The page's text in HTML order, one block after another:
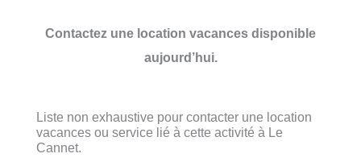
Contactez une location vacances disponible
aujourd’hui.
Liste non exhaustive pour contacter une location
vacances ou service lié à cette activité à Le
Cannet.